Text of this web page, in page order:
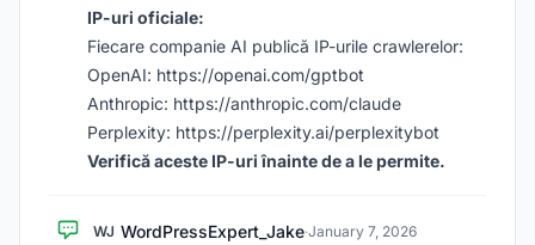
IP-uri oficiale:
Fiecare companie AI publică IP-urile crawlerelor:
OpenAI: https://openai.com/gptbot
Anthropic: https://anthropic.com/claude
Perplexity: https://perplexity.ai/perplexitybot
Verifică aceste IP-uri înainte de a le permite.
WJ WordPressExpert_Jake·January 7, 2026